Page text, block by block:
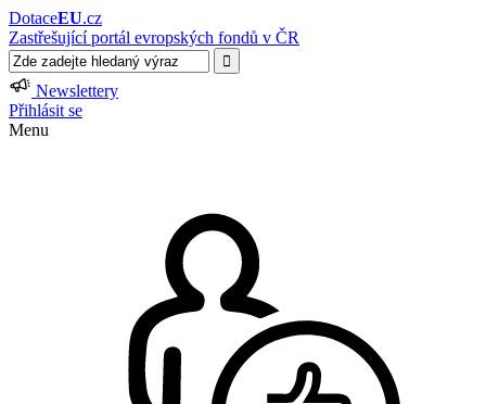
DotaceEU.cz
Zastřešující portál evropských fondů v ČR
Newslettery
Přihlásit se
Menu